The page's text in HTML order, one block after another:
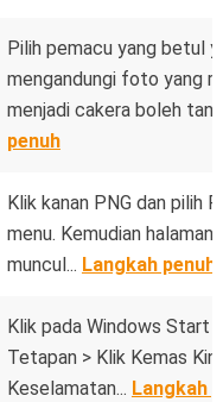
Pilih pemacu yang betul
mengandungi foto yang
menjadi cakera boleh
penuh
Klik kanan PNG dan pilih
menu. Kemudian
muncul... Langkah penuh
Klik pada Windows Start
Tetapan > Klik Kemas
Keselamatan... Langkah